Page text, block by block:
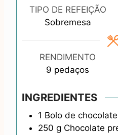
r
TIPO DE REFEIÇÃO
Sobremesa
RENDIMENTO
9 pedaços
INGREDIENTES
1 Bolo de
250 g Chocolate